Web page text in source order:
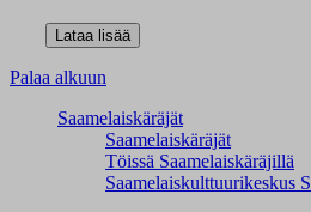
Palaa alkuun
Saamelaiskäräjät
Saamelaiskäräjät
Töissä Saamelaiskäräjillä
Saamelaiskulttuuri­keskus